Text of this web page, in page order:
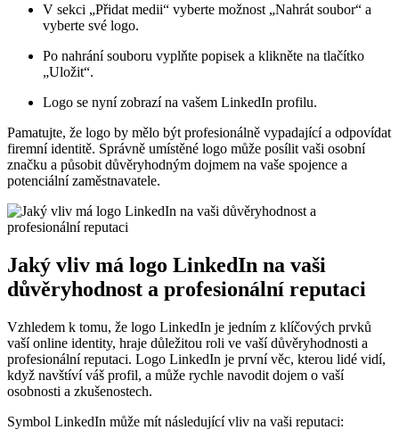
V sekci „Přidat medii“ vyberte možnost „Nahrát soubor“ a
vyberte své logo.
Po nahrání souboru vyplňte popisek a klikněte na tlačítko
„Uložit“.
Logo se nyní zobrazí na vašem LinkedIn profilu.
Pamatujte, že logo by mělo být profesionálně vypadající a odpovídat
firemní identitě. Správně umístěné logo může posílit vaši osobní
značku a působit důvěryhodným dojmem na vaše spojence a
potenciální zaměstnavatele.
Jaký vliv má logo LinkedIn na vaši
důvěryhodnost a profesionální reputaci
Vzhledem k tomu, že logo LinkedIn je jedním z klíčových prvků
vaší online identity, hraje důležitou roli ve vaší důvěryhodnosti a
profesionální reputaci. Logo LinkedIn je první věc, kterou lidé vidí,
když navštíví váš profil, a může rychle navodit dojem o vaší
osobnosti a zkušenostech.
Symbol LinkedIn může mít následující vliv na vaši reputaci: